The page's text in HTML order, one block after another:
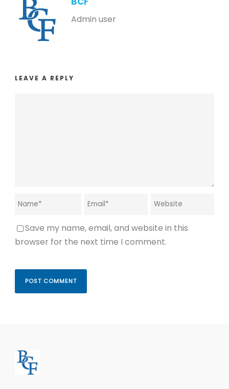
Admin user
LEAVE A REPLY
Save my name, email, and website in this
browser for the next time I comment.